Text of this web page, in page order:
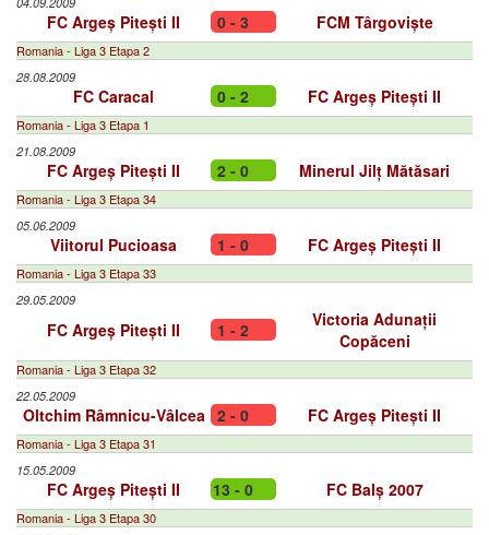
FC Argeș Pitești II 0 - 3 FCM Târgoviște
Romania - Liga 3 Etapa 2
28.08.2009
FC Caracal 0 - 2 FC Argeș Pitești II
Romania - Liga 3 Etapa 1
21.08.2009
FC Argeș Pitești II 2 - 0 Minerul Jilț Mătăsari
Romania - Liga 3 Etapa 34
05.06.2009
Viitorul Pucioasa 1 - 0 FC Argeș Pitești II
Romania - Liga 3 Etapa 33
29.05.2009
FC Argeș Pitești II 1 - 2
Victoria Adunații
Copăceni
Romania - Liga 3 Etapa 32
22.05.2009
Oltchim Râmnicu-Vâlcea 2 - 0 FC Argeș Pitești II
Romania - Liga 3 Etapa 31
15.05.2009
FC Argeș Pitești II 13 - 0 FC Balș 2007
Romania - Liga 3 Etapa 30